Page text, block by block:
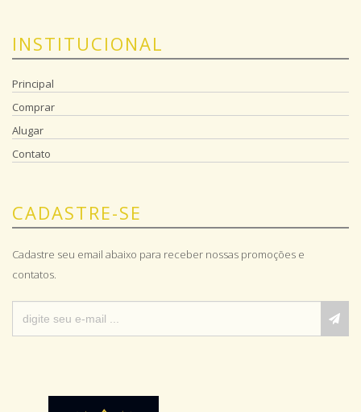
INSTITUCIONAL
Principal
Comprar
Alugar
Contato
CADASTRE-SE
Cadastre seu email abaixo para receber nossas promoções e
contatos.